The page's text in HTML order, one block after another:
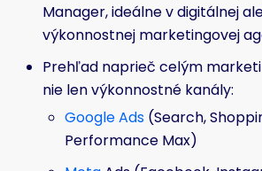
Manager, ideálne v digitálnej
výkonnostnej marketingovej
Prehľad naprieč celým
nie len výkonnostné kanály:
Google Ads(Search,
Performance Max)